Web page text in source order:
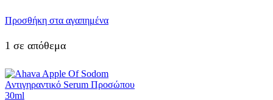
Προσθήκη στα αγαπημένα
1 σε απόθεμα